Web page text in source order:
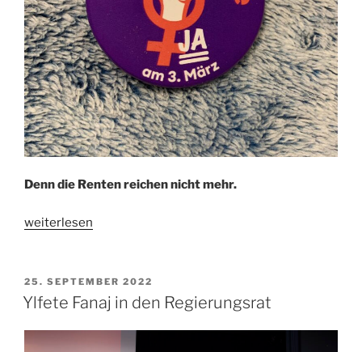
Denn die Renten reichen nicht mehr.
„JA
AHV-
Rente“
weiterlesen
VERÖFFENTLICHT
AM
25. SEPTEMBER 2022
Ylfete Fanaj in den Regierungsrat